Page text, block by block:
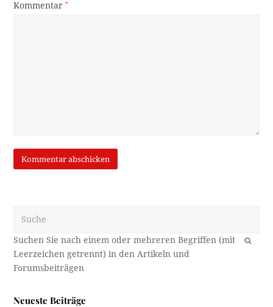
Kommentar*
OK
Neueste Beiträge